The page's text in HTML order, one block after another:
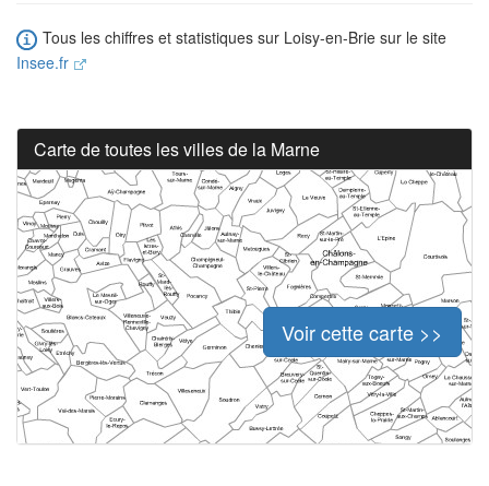
Tous les chiffres et statistiques sur Loisy-en-Brie sur le site
Insee.fr
Carte de toutes les villes de la Marne
Voir cette carte >>